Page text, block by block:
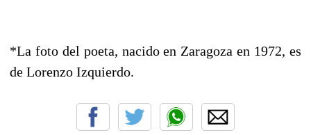
*La foto del poeta, nacido en Zaragoza en 1972, es
de Lorenzo Izquierdo.